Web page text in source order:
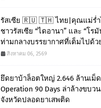
รัสเซีย 🇷🇺 🇹🇭 ไทย|คุณแม่ร่ำ
ชาวรัสเซีย “ไดอานา” และ “โร
ท่ามกลางบรรยากาศที่เต็มไปด้ว
สิงหาคม 06, 2569
ยึดยาบ้าล็อตใหญ่ 2.646 ล้านเม็
Operation 90 Days ล่าล้างขบว
จังหวัดปลอดยาเสพติด